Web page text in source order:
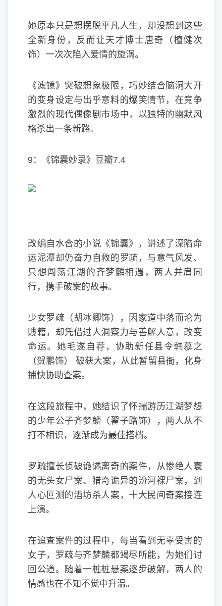
她原本只是想摆脱平凡人生，却没想到这些
全新身份，反而让天才博士唐奇（檀健次
饰）一次次陷入爱情的旋涡。
《滤镜》突破想象极限，巧妙结合脑洞大开
的变身设定与出乎意料的爆笑情节，在竞争
激烈的现代偶像剧市场中，以独特的幽默风
格杀出一条新路。
9：《锦囊妙录》豆瓣7.4
改编自水合的小说《锦囊》，讲述了深陷命
运泥潭却仍奋力自救的罗疏，与意气风发、
只想闯荡江湖的齐梦麟相遇，两人并肩同
行，携手破案的故事。
少女罗疏（胡冰卿饰），因家道中落而沦为
贱籍，却凭借过人洞察力与善解人意，改变
命运。她毛遂自荐，协助新任县令韩慕之
（贺鹏饰） 破获大案，从此暂留县衙，化身
捕快协助查案。
在这段旅程中，她结识了怀揣游历江湖梦想
的少年公子齐梦麟（翟子路饰），两人从不
打不相识，逐渐成为最佳搭档。
罗疏擅长侦破诡谲离奇的案件，从惨绝人寰
的无头女尸案、猎奇诡异的汾河裸尸案，到
人心叵测的酒坊杀人案，十大民间奇案接连
上演。
在追查案件的过程中，每当看到无辜受害的
女子，罗疏与齐梦麟都竭尽所能，为她们讨
回公道。随着一桩桩悬案逐步破解，两人的
情感也在不知不觉中升温。